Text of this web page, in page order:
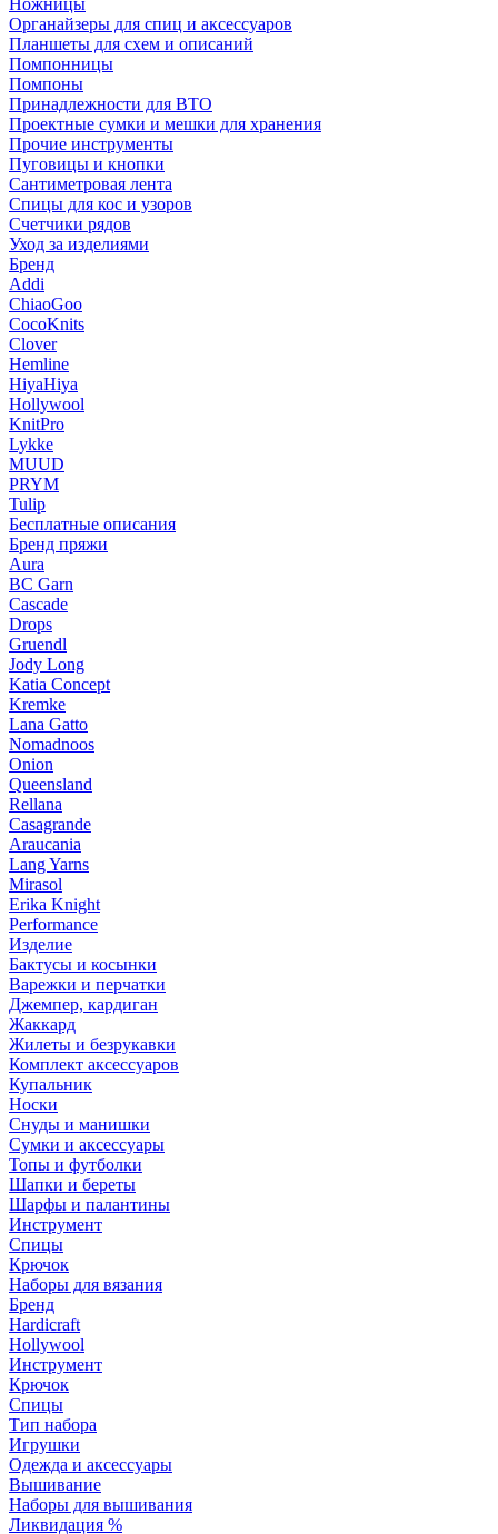
Ножницы
Органайзеры для спиц и аксессуаров
Планшеты для схем и описаний
Помпонницы
Помпоны
Принадлежности для ВТО
Проектные сумки и мешки для хранения
Прочие инструменты
Пуговицы и кнопки
Сантиметровая лента
Спицы для кос и узоров
Счетчики рядов
Уход за изделиями
Бренд
Addi
ChiaoGoo
CocoKnits
Clover
Hemline
HiyaHiya
Hollywool
KnitPro
Lykke
MUUD
PRYM
Tulip
Бесплатные описания
Бренд пряжи
Aura
BC Garn
Cascade
Drops
Gruendl
Jody Long
Katia Concept
Kremke
Lana Gatto
Nomadnoos
Onion
Queensland
Rellana
Casagrande
Araucania
Lang Yarns
Mirasol
Erika Knight
Performance
Изделие
Бактусы и косынки
Варежки и перчатки
Джемпер, кардиган
Жаккард
Жилеты и безрукавки
Комплект аксессуаров
Купальник
Носки
Снуды и манишки
Сумки и аксессуары
Топы и футболки
Шапки и береты
Шарфы и палантины
Инструмент
Спицы
Крючок
Наборы для вязания
Бренд
Hardicraft
Hollywool
Инструмент
Крючок
Спицы
Тип набора
Игрушки
Одежда и аксессуары
Вышивание
Наборы для вышивания
Ликвидация %